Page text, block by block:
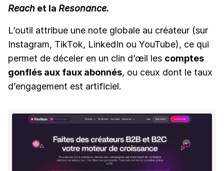
Reach et la Resonance.
L’outil attribue une note globale au créateur (sur
Instagram, TikTok, LinkedIn ou YouTube), ce qui
permet de déceler en un clin d’œil les comptes
gonflés aux faux abonnés, ou ceux dont le taux
d’engagement est artificiel.